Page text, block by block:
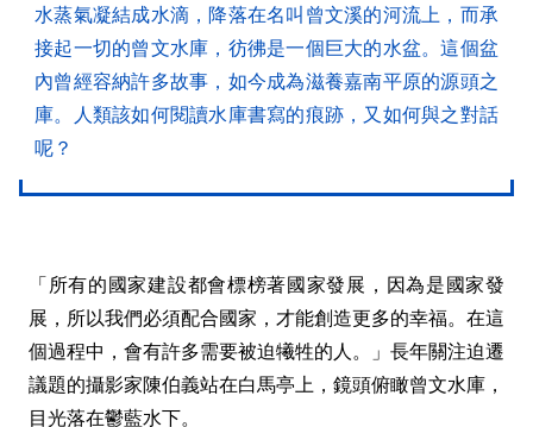
水蒸氣凝結成水滴，降落在名叫曾文溪的河流上，而承
接起一切的曾文水庫，彷彿是一個巨大的水盆。這個盆
內曾經容納許多故事，如今成為滋養嘉南平原的源頭之
庫。人類該如何閱讀水庫書寫的痕跡，又如何與之對話
呢？
「所有的國家建設都會標榜著國家發展，因為是國家發
展，所以我們必須配合國家，才能創造更多的幸福。在這
個過程中，會有許多需要被迫犧牲的人。」長年關注迫遷
議題的攝影家陳伯義站在白馬亭上，鏡頭俯瞰曾文水庫，
目光落在鬱藍水下。